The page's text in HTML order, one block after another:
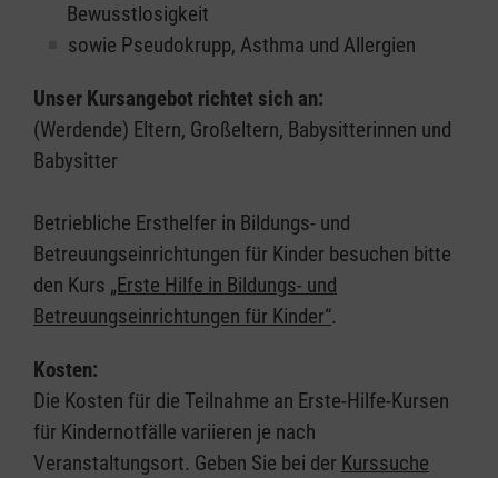
Bewusstlosigkeit
sowie Pseudokrupp, Asthma und Allergien
Unser Kursangebot richtet sich an:
(Werdende) Eltern, Großeltern, Babysitterinnen und
Babysitter
Betriebliche Ersthelfer in Bildungs- und
Betreuungseinrichtungen für Kinder besuchen bitte
den Kurs „Erste Hilfe in Bildungs- und
Betreuungseinrichtungen für Kinder“.
Kosten:
Die Kosten für die Teilnahme an Erste-Hilfe-Kursen
für Kindernotfälle variieren je nach
Veranstaltungsort. Geben Sie bei der Kurssuche